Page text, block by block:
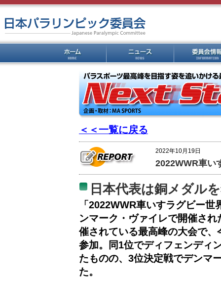
＜＜一覧に戻る
2022年10月19日
2022WWR車い
日本代表は銅メダル
「2022WWR車いすラグビー
ンマーク・ヴァイレで開催さ
催されている最高峰の大会で
参加。同1位でディフェンディ
たものの、3位決定戦でデンマ
た。